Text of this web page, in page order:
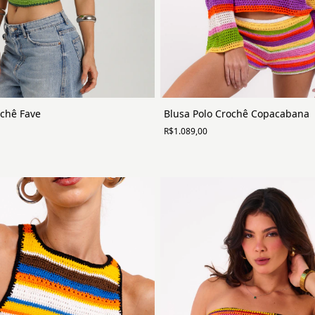
Fave Blusa Polo Crochê Copacabana
R$1.089,00